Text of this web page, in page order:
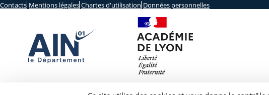
Contacts Mentions légales Chartes d'utilisation Données personnelles